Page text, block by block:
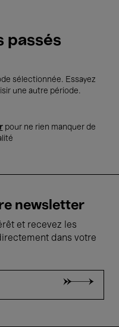
passés
sélectionnée. Essayez
une autre période.
pour ne rien manquer de
newsletter
et recevez les
dans votre